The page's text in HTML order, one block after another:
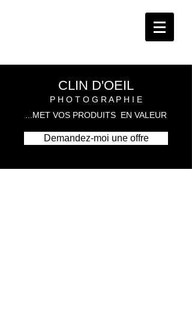
CLIN D'OEIL
P H O T O G R A P H I E
...MET VOS PRODUITS EN VALEUR
Demandez-moi une offre